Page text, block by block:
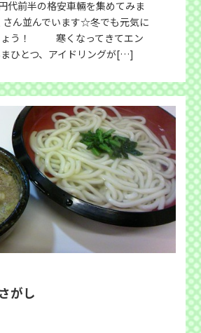
代前半の格安車輛を集めてみま
さん並んでいます☆冬でも元気に
ょう！ 寒くなってきてエン
ひとつ、アイドリングが[…]
がし